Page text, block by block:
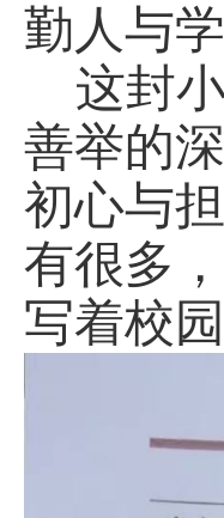
勤人与
这封
善举的
初心与
有很多
写着校